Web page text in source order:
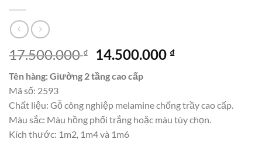
17.500.000₫
Giá
gốc
là:
14.500.000 ₫Giá
14.500.000 ₫.
Tên hàng: Giường 2 tầng cao cấp
Mã số: 2593
Chất liệu: Gỗ công nghiệp melamine chống trầy cao cấp.
Màu sắc: Màu hồng phối trắng hoặc màu tùy chọn.
Kích thước: 1m2, 1m4 và 1m6